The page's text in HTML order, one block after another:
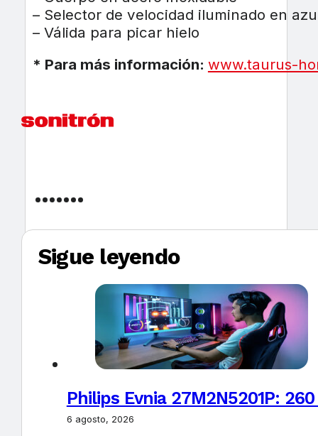
– Selector de velocidad iluminado en
– Válida para picar hielo
* Para más información: www.taurus-
Sigue leyendo
Philips Evnia 27M2N5201P:
6 agosto, 2026